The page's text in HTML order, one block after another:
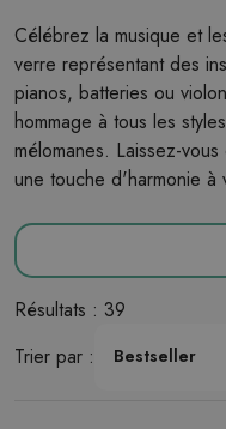
Célébrez la musique et
verre représentant des
pianos, batteries ou
hommage à tous les
mélomanes. Laissez-
une touche d'harmonie à
Résultats : 39
Trier par :
Bestseller